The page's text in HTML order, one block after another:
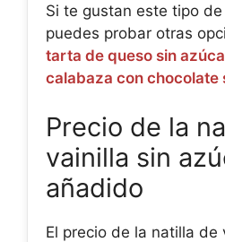
Si te gustan este tipo
puedes probar otras
tarta de queso sin
calabaza con chocolate
Precio de la
vainilla sin
añadido
El precio de la natilla de